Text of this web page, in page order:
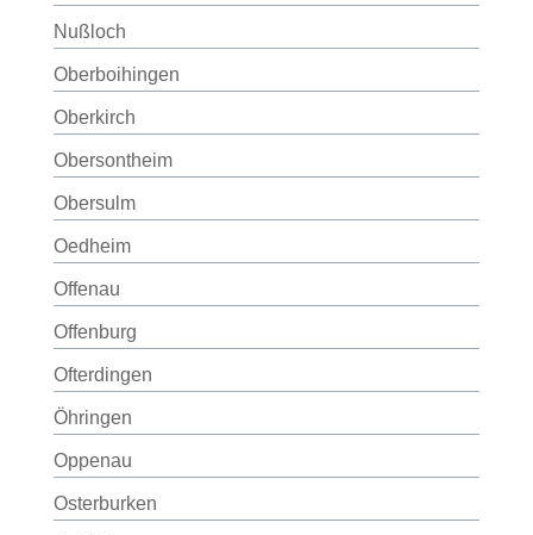
Nußloch
Oberboihingen
Oberkirch
Obersontheim
Obersulm
Oedheim
Offenau
Offenburg
Ofterdingen
Öhringen
Oppenau
Osterburken